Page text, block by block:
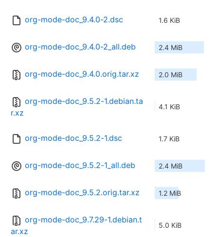
org-mode-doc_9.4.0-2.dsc 1.6 KiB
org-mode-doc_9.4.0-2_all.deb 2.4 MiB
org-mode-doc_9.4.0.orig.tar.xz 2.0 MiB
org-mode-doc_9.5.2-1.debian.ta
r.xz
4.1 KiB
org-mode-doc_9.5.2-1.dsc 1.7 KiB
org-mode-doc_9.5.2-1_all.deb 2.4 MiB
org-mode-doc_9.5.2.orig.tar.xz 1.2 MiB
org-mode-doc_9.7.29-1.debian.t
ar.xz
5.0 KiB